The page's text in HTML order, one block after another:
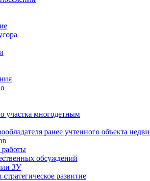
участка многодетным
ранее учтенного объекта
работы
обсуждений
ЗУ
развитие